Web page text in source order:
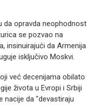
da opravda neophodnost
se pozvao na
insinuirajući da Armenija
isključivo Moskvi.
već decenijama obilato
života u Evropi i Srbiji
nacije da "devastiraju